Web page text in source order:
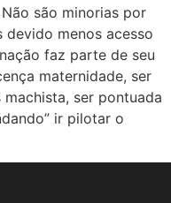
são minorias por
devido menos acesso
faz parte de seu
maternidade, ser
ser pontuada
ir pilotar o